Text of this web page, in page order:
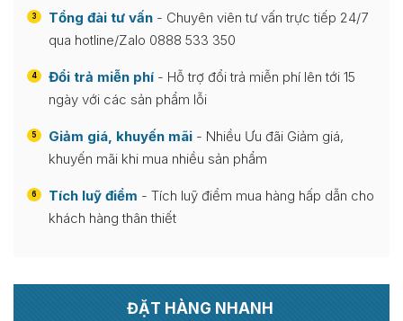
3 Tổng đài tư vấn - Chuyên viên tư vấn trực tiếp 24/7
qua hotline/Zalo 0888 533 350
4 Đổi trả miễn phí - Hỗ trợ đổi trả miễn phí lên tới 15
ngày với các sản phẩm lỗi
5 Giảm giá, khuyến mãi - Nhiều Ưu đãi Giảm giá,
khuyến mãi khi mua nhiều sản phẩm
6 Tích luỹ điểm - Tích luỹ điểm mua hàng hấp dẫn cho
khách hàng thân thiết
ĐẶT HÀNG NHANH